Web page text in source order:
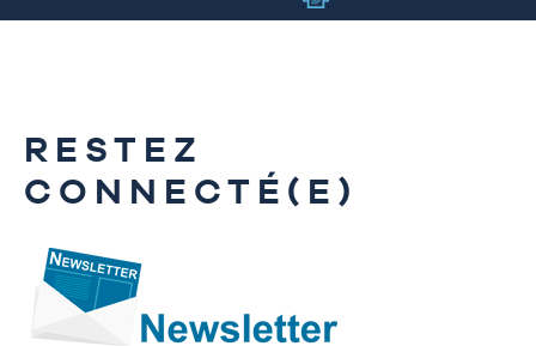
RESTEZ
CONNECTÉ(E)